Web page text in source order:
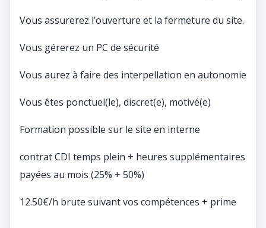
Vous assurerez l’ouverture et la fermeture du site.
Vous gérerez un PC de sécurité
Vous aurez à faire des interpellation en autonomie
Vous êtes ponctuel(le), discret(e), motivé(e)
Formation possible sur le site en interne
contrat CDI temps plein + heures supplémentaires
payées au mois (25% + 50%)
12.50€/h brute suivant vos compétences + prime